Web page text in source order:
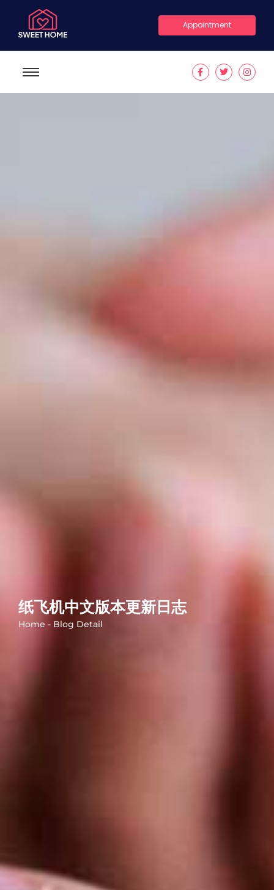
Appointment
纸飞机中文版本更新日志
Home - Blog Detail